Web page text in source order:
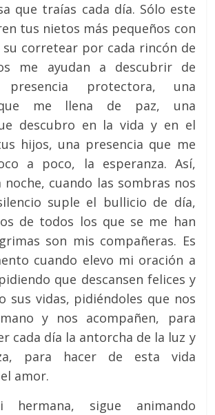
que traías cada día. Sólo este
tus nietos más pequeños con
su corretear por cada rincón de
me ayudan a descubrir de
protectora, una
que me llena de paz, una
descubro en la vida y en el
hijos, una presencia que me
a poco, la esperanza. Así,
noche, cuando las sombras nos
suple el bullicio de día,
de todos los que se me han
son mis compañeras. Es
cuando elevo mi oración a
que descansen felices y
sus vidas, pidiéndoles que nos
y nos acompañen, para
cada día la antorcha de la luz y
para hacer de esta vida
amor.
hermana, sigue animando